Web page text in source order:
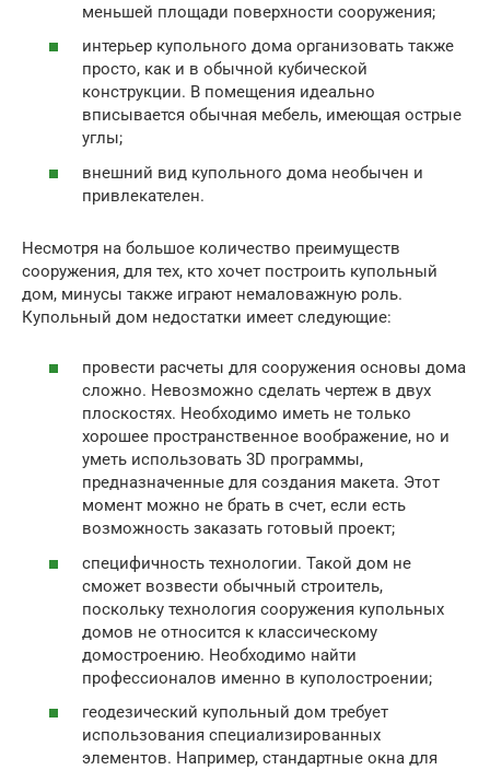
меньшей площади поверхности сооружения;
интерьер купольного дома организовать также
просто, как и в обычной кубической
конструкции. В помещения идеально
вписывается обычная мебель, имеющая острые
углы;
внешний вид купольного дома необычен и
привлекателен.
Несмотря на большое количество преимуществ
сооружения, для тех, кто хочет построить купольный
дом, минусы также играют немаловажную роль.
Купольный дом недостатки имеет следующие:
провести расчеты для сооружения основы дома
сложно. Невозможно сделать чертеж в двух
плоскостях. Необходимо иметь не только
хорошее пространственное воображение, но и
уметь использовать 3D программы,
предназначенные для создания макета. Этот
момент можно не брать в счет, если есть
возможность заказать готовый проект;
специфичность технологии. Такой дом не
сможет возвести обычный строитель,
поскольку технология сооружения купольных
домов не относится к классическому
домостроению. Необходимо найти
профессионалов именно в куполостроении;
геодезический купольный дом требует
использования специализированных
элементов. Например, стандартные окна для